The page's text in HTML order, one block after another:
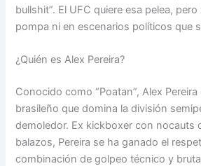
bullshit”. El UFC quiere esa pelea,
pompa ni en escenarios políticos que
¿Quién es Alex Pereira?
Conocido como “Poatan”, Alex
brasileño que domina la división
demoledor. Ex kickboxer con nocauts
balazos, Pereira se ha ganado el
combinación de golpeo técnico y